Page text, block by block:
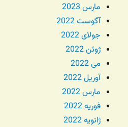
مارس 2023
آگوست 2022
جولای 2022
ژوئن 2022
می 2022
آوریل 2022
مارس 2022
فوریه 2022
ژانویه 2022